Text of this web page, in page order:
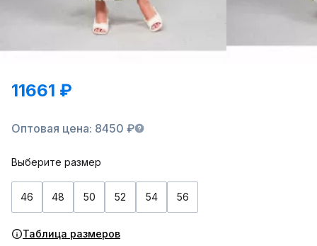
11661 ₽
Оптовая цена: 8450 ₽
Выберите размер
46 48 50 52 54 56
Таблица размеров